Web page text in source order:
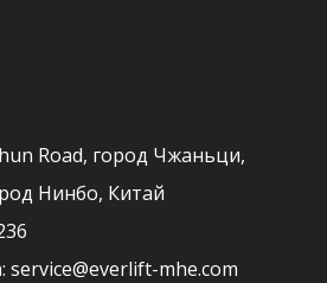
Road, город Чжаньци,
Нинбо, Китай
service@everlift-mhe.com